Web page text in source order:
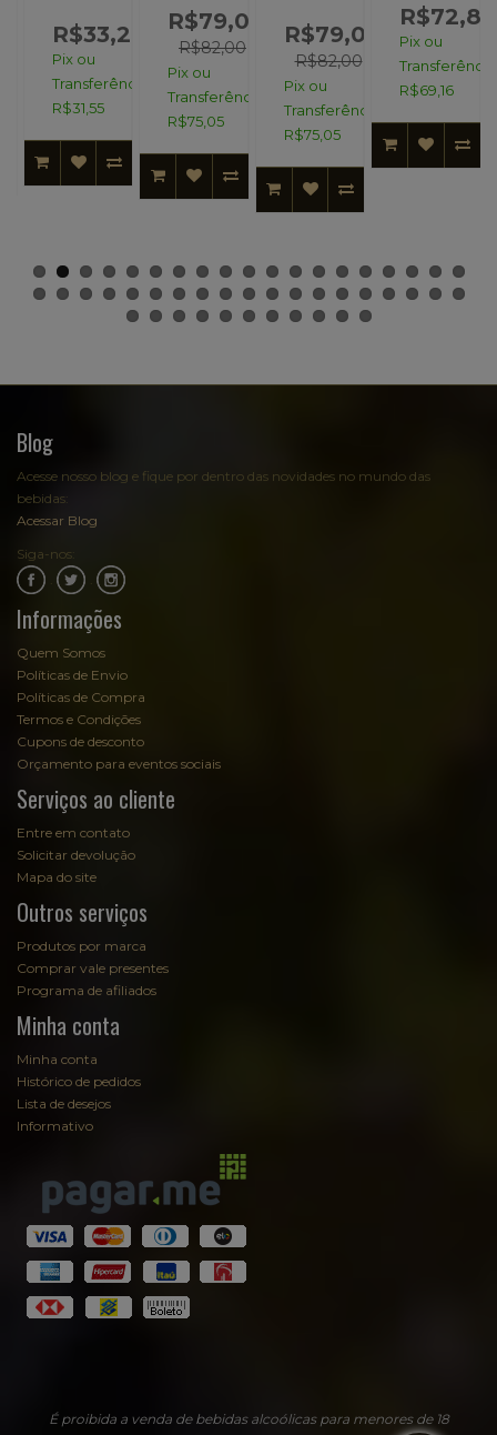
R$33,21
Pix ou
Transferência:
R$31,55
R$79,00
R$82,00
Pix ou
Transferência:
R$75,05
R$79,00
R$82,00
Pix ou
Transferência:
R$75,05
R$72,80
Pix ou
R$69,16
Blog
Acesse nosso blog e fique por dentro das novidades no mundo das
bebidas:
Acessar Blog
Siga-nos:
Informações
Quem Somos
Políticas de Envio
Políticas de Compra
Termos e Condições
Cupons de desconto
Orçamento para eventos sociais
Serviços ao cliente
Entre em contato
Solicitar devolução
Mapa do site
Outros serviços
Produtos por marca
Comprar vale presentes
Programa de afiliados
Minha conta
Minha conta
Histórico de pedidos
Lista de desejos
Informativo
É proibida a venda de bebidas alcoólicas para menores de 18